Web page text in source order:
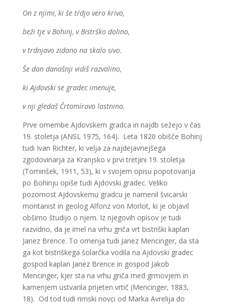
On z njimi, ki še tŕdjo vero krivo,
beži tje v Bohinj, v Bistrško dolino,
v trdnjavo zidano na skalo sivo.
Še dan današnji vidiš razvalino,
ki Ajdovski se gradec imenuje,
v nji gledaš Črtomírovo lastnino.
Prve omembe Ajdovskem gradca in najdb sežejo v čas
19. stoletja (ANSL 1975, 164). Leta 1820 obišče Bohinj
tudi Ivan Richter, ki velja za najdejavnejšega
zgodovinarja za Kranjsko v prvi tretjini 19. stoletja
(Tominšek, 1911, 53), ki v svojem opisu popotovanja
po Bohinju opiše tudi Ajdovski gradec. Veliko
pozornost Ajdovskemu gradcu je namenil švicarski
montanist in geolog Alfonz von Morlot, ki je objavil
obširno študijo o njem. Iz njegovih opisov je tudi
razvidno, da je imel na vrhu griča vrt bistriški kaplan
Janez Brence. To omenja tudi Janez Mencinger, da sta
ga kot bistriškega šolarčka vodila na Ajdovski gradec
gospod kaplan Janez Brence in gospod Jakob
Mencinger, kjer sta na vrhu griča med grmovjem in
kamenjem ustvarila prijeten vrtič (Mencinger, 1883,
18). Od tod tudi rimski novci od Marka Avrelija do